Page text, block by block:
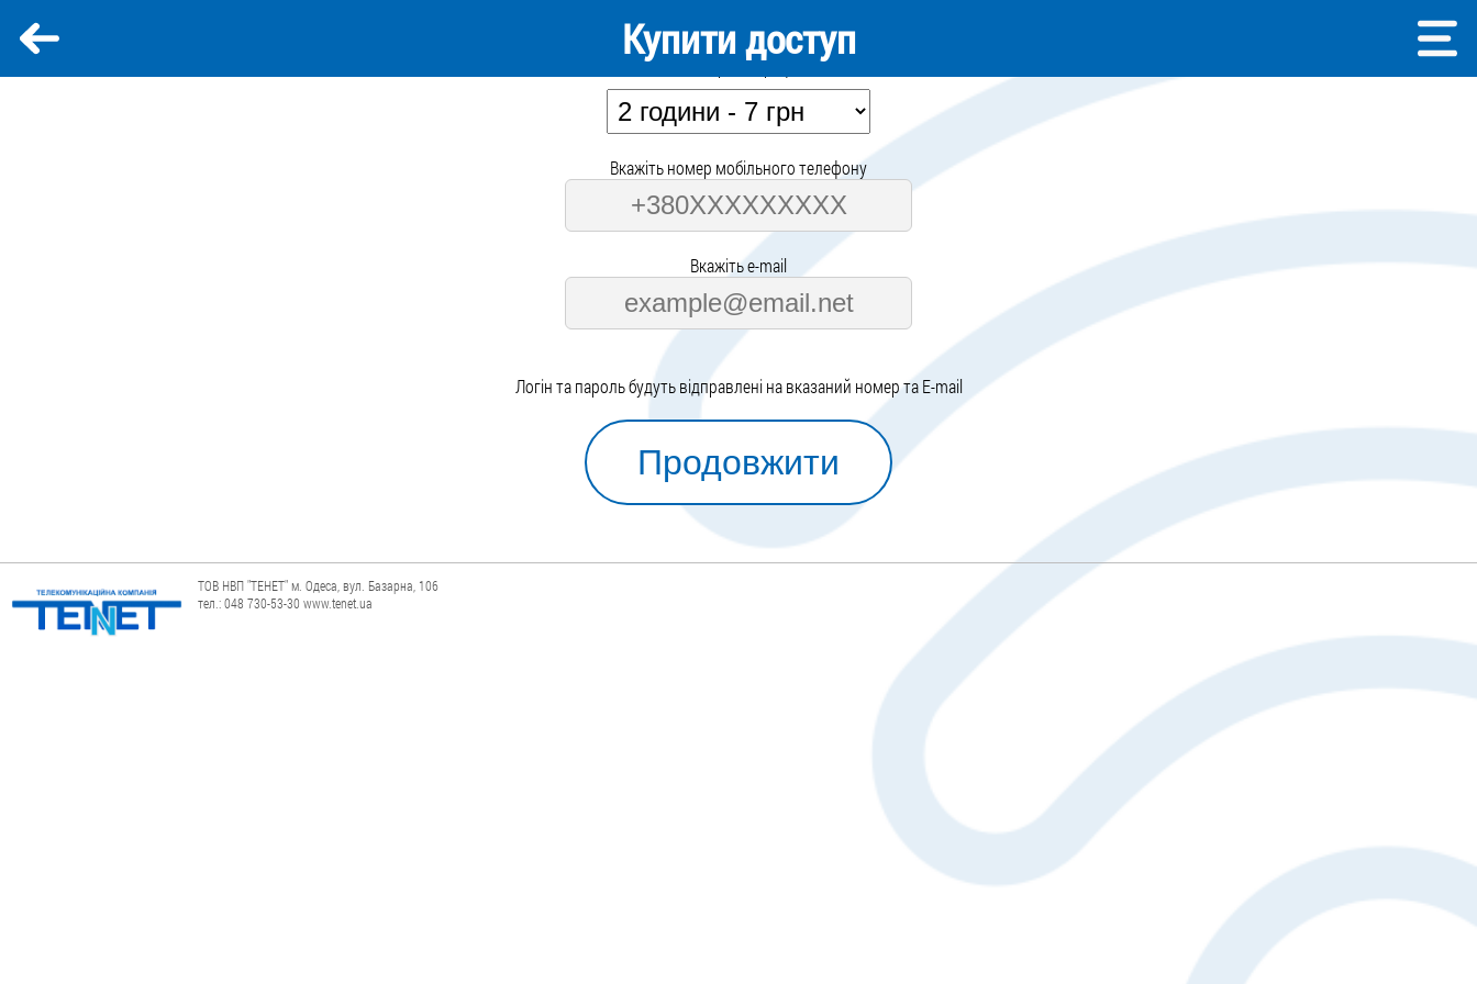
Купити доступ
Виберіть тариф
Вкажіть номер мобільного телефону
Вкажіть e-mail
Логін та пароль будуть відправлені на вказаний номер та E-mail
Продовжити
ТОВ НВП "ТЕНЕТ" м. Одеса, вул. Базарна, 106
тел.: 048 730-53-30 www.tenet.ua